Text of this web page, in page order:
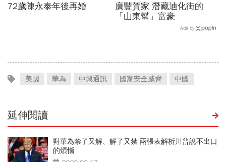
72歲陳永泰年後再婚
廣豐賀家 潛藏迪化街的
「山東幫」富豪
Ads by
美國 華為 中興通訊 國家安全威脅 中國
延伸閱讀
對華為禁了又解、解了又禁 兩張表解析川普說不出口
的煩惱